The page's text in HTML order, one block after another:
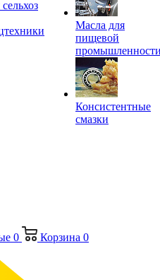
Масла для
пищевой
Консистентные
смазки
0 Корзина 0